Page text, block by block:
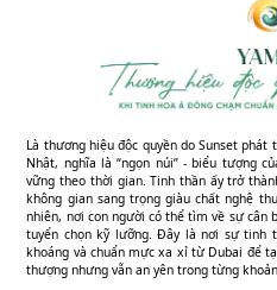
Là thương hiệu độc quyền do Sunset phát
Nhật, nghĩa là “ngọn núi” - biểu tượng
vững theo thời gian. Tinh thần ấy trở
không gian sang trọng giàu chất nghệ
nhiên, nơi con người có thể tìm về sự cân
tuyển chọn kỹ lưỡng. Đây là nơi sự tinh
khoáng và chuẩn mực xa xỉ từ Dubai để
thượng nhưng vẫn an yên trong từng